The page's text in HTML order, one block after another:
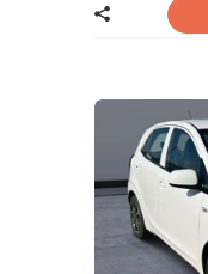
שתף רכב קיה